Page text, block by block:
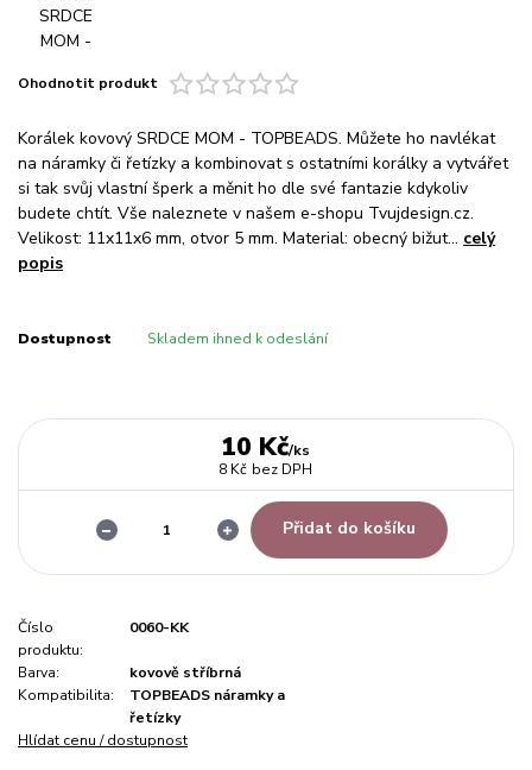
Ohodnotit produkt
Korálek kovový SRDCE MOM - TOPBEADS. Můžete ho navlékat
na náramky či řetízky a kombinovat s ostatními korálky a vytvářet
si tak svůj vlastní šperk a měnit ho dle své fantazie kdykoliv
budete chtít. Vše naleznete v našem e-shopu Tvujdesign.cz.
Velikost: 11x11x6 mm, otvor 5 mm. Material: obecný bižut... celý
popis
Dostupnost Skladem ihned k odeslání
10 Kč/ks
8 Kč bez DPH
Přidat do košíku
Číslo
produktu:
0060-KK
Barva:
kovově stříbrná
Kompatibilita:
TOPBEADS náramky a
řetízky
Hlídat cenu / dostupnost